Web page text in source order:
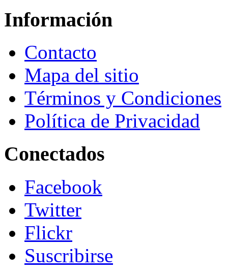
Información
Contacto
Mapa del sitio
Términos y Condiciones
Política de Privacidad
Conectados
Facebook
Twitter
Flickr
Suscribirse